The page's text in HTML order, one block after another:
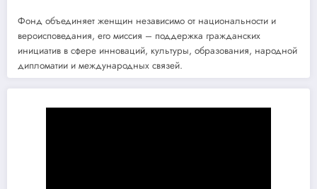
Фонд объединяет женщин независимо от национальности и
вероисповедания, его миссия – поддержка гражданских
инициатив в сфере инноваций, культуры, образования, народной
дипломатии и международных связей.